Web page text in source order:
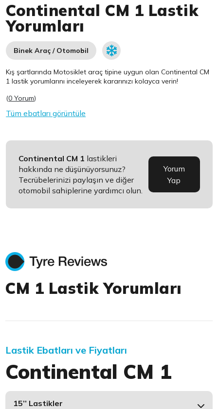
Continental CM 1 Lastik
Yorumları
Binek Araç / Otomobil
Kış şartlarında Motosiklet araç tipine uygun olanContinental CM
1 lastik yorumlarını inceleyerek kararınızı kolayca verin!
(0 Yorum)
Tüm ebatları görüntüle
Continental CM 1 lastikleri
hakkında ne düşünüyorsunuz?
Tecrübelerinizi paylaşın ve diğer
otomobil sahiplerine yardımcı olun.
Yorum
Yap
CM 1 Lastik Yorumları
Lastik Ebatları ve Fiyatları
Continental CM 1
15’’ Lastikler